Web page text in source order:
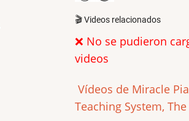
🎬 Videos relacionados
❌ No se pudieron
videos
Vídeos de Miracle
Teaching System, The